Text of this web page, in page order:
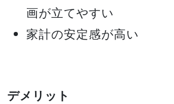
画が立てやすい
家計の安定感が高い
デメリット